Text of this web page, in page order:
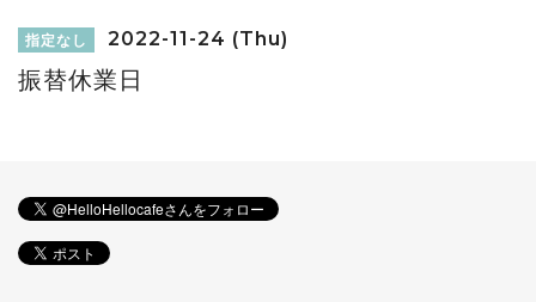
指定なし 2022-11-24 (Thu)
振替休業日